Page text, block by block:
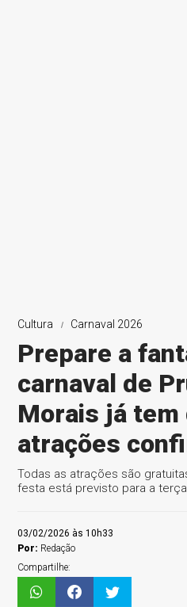
Cultura Carnaval 2026
Prepare a
carnaval de
Morais já tem
atrações
Todas as atrações são
festa está previsto para a
03/02/2026 às 10h33
Por: Redação
Compartilhe: